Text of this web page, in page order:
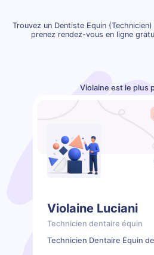
Trouvez un Dentiste Equin
prenez rendez-vous en ligne
Violaine est le plus
Violaine Luciani
Technicien dentaire équin
Technicien Dentaire Équin